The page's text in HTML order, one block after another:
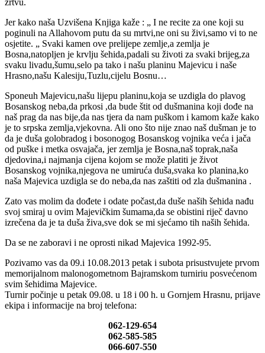
žrtvu.
Jer kako naša Uzvišena Knjiga kaže : „ I ne recite za one koji su
poginuli na Allahovom putu da su mrtvi,ne oni su živi,samo vi to ne
osjetite. „ Svaki kamen ove prelijepe zemlje,a zemlja je
Bosna,natopljen je krvlju šehida,padali su životi za svaki brijeg,za
svaku livadu,šumu,selo pa tako i našu planinu Majevicu i naše
Hrasno,našu Kalesiju,Tuzlu,cijelu Bosnu…
Sponeuh Majevicu,našu lijepu planinu,koja se uzdigla do plavog
Bosanskog neba,da prkosi ,da bude štit od dušmanina koji dođe na
naš prag da nas bije,da nas tjera da nam puškom i kamom kaže kako
je to srpska zemlja,vjekovna. Ali ono što nije znao naš dušman je to
da je duša golobradog i bosonogog Bosanskog vojnika veća i jača
od puške i metka osvajača, jer zemlja je Bosna,naš toprak,naša
djedovina,i najmanja cijena kojom se može platiti je život
Bosanskog vojnika,njegova ne umiruća duša,svaka ko planina,ko
naša Majevica uzdigla se do neba,da nas zaštiti od zla dušmanina .
Zato vas molim da dođete i odate počast,da duše naših šehida nađu
svoj smiraj u ovim Majevičkim šumama,da se obistini riječ davno
izrečena da je ta duša živa,sve dok se mi sjećamo tih naših šehida.
Da se ne zaboravi i ne oprosti nikad Majevica 1992-95.
Pozivamo vas da 09.i 10.08.2013 petak i subota prisustvujete prvom
memorijalnom malonogometnom Bajramskom turniriu posvećenom
svim šehidima Majevice.
Turnir počinje u petak 09.08. u 18 i 00 h. u Gornjem Hrasnu, prijave
ekipa i informacije na broj telefona:
062-129-654
062-585-585
066-607-550